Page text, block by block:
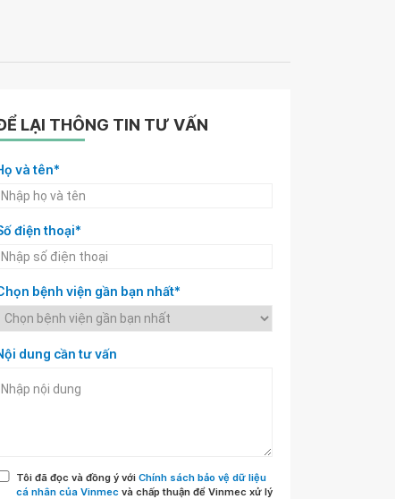
LẠI THÔNG TIN TƯ VẤN
và tên*
điện thoại*
bệnh viện gần bạn nhất*
dung cần tư vấn
Tôi đã đọc và đồng ý với Chính sách bảo vệ dữ liệu
cá nhân của Vinmec và chấp thuận để Vinmec xử lý